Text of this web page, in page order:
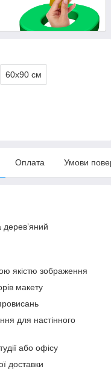
60х90 см
Оплата Умови
дерев’яний
якістю зображення
макету
для настінного
або офісу
доставки